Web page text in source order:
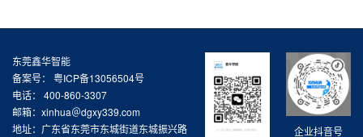
企业抖音号
东莞鑫华智能
备案号： 粤ICP备13056504号
电话： 400-860-3307
邮箱：xinhua＠dgxy339.com
地址：广东省东莞市东城街道东城振兴路